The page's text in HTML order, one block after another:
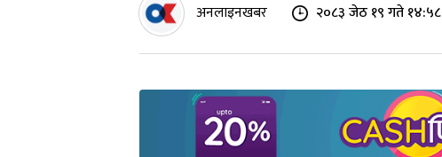
अनलाइनखबर २०८३ जेठ १९ गते १४:५८